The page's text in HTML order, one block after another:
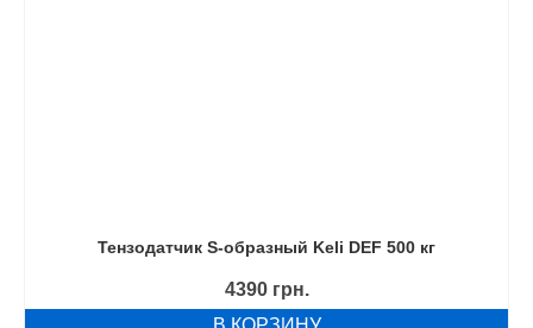
Тензодатчик S-образный Keli DEF 500 кг
4390 грн.